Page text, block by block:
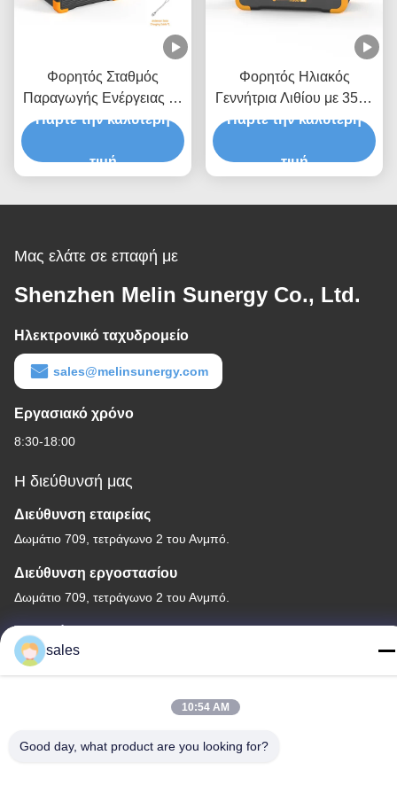
Φορητός Σταθμός
Παραγωγής Ενέργειας με
3500 κύκλους
μπαταρίας LiFePO4,
Ώρες και Προστασία 360
Πάρτε την καλύτερη
τιμή
Φορητός Ηλιακός
Γεννήτρια Λιθίου με 3500
Κύκλους Επαναφόρτισης,
100W και Χωρητικότητα
Πάρτε την καλύτερη
τιμή
Μας ελάτε σε επαφή με
Shenzhen Melin Sunergy Co., Ltd.
Ηλεκτρονικό ταχυδρομείο
sales@melinsunergy.com
Εργασιακό χρόνο
8:30-18:00
Η διεύθυνσή μας
Διεύθυνση εταιρείας
Δωμάτιο 709, τετράγωνο 2 του Ανμπό.
Διεύθυνση εργοστασίου
Δωμάτιο 709, τετράγωνο 2 του Ανμπό.
Τηλεφώνημα
+86-755-89378575
sales
10:54 AM
Good day, what product are you looking for?